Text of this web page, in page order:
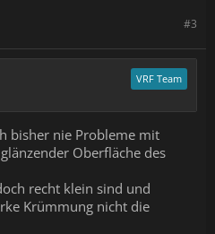
#3
VRF Team
bisher nie Probleme mit
Oberfläche des
recht klein sind und
Krümmung nicht die